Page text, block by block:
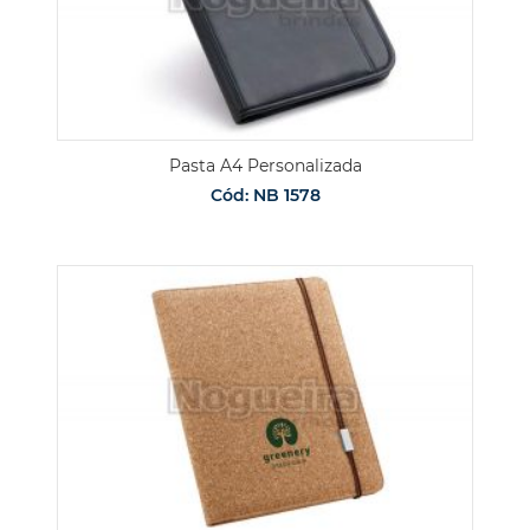
Pasta A4 Personalizada
Cód: NB 1578